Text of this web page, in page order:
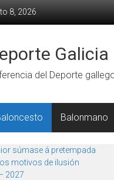
8, 2026
Galicia
del Deporte
Balonmano
súmase á pretempada
motivos de ilusión
2027